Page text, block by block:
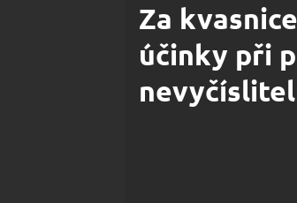
Za
účinky při